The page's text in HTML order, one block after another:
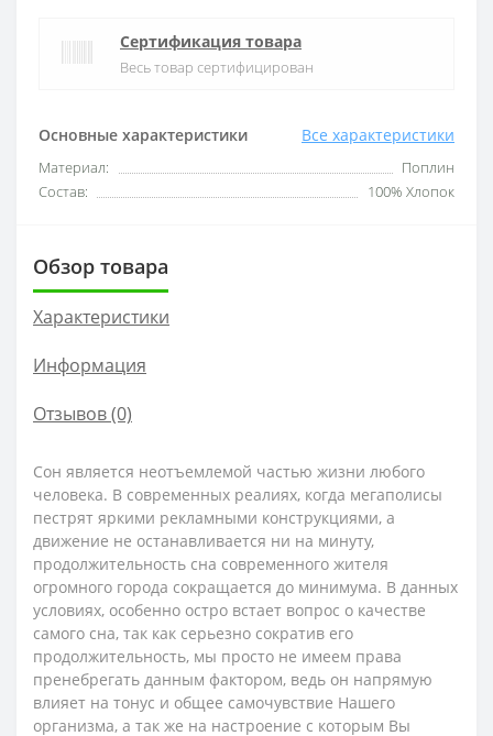
Основные характеристики Все характеристики
Материал:
Поплин
Состав:
100% Хлопок
Сертификация товара
Весь товар сертифицирован
Обзор товара
Характеристики
Информация
Отзывов (0)
Сон является неотъемлемой частью жизни любого
человека. В современных реалиях, когда мегаполисы
пестрят яркими рекламными конструкциями, а
движение не останавливается ни на минуту,
продолжительность сна современного жителя
огромного города сокращается до минимума. В данных
условиях, особенно остро встает вопрос о качестве
самого сна, так как серьезно сократив его
продолжительность, мы просто не имеем права
пренебрегать данным фактором, ведь он напрямую
влияет на тонус и общее самочувствие Нашего
организма, а так же на настроение с которым Вы